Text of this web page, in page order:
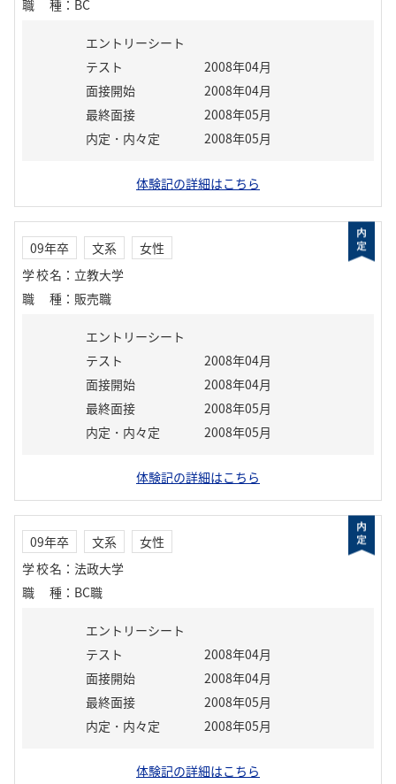
職種 ： BC
エントリーシート
テスト
2008年04月
面接開始
2008年04月
最終面接
2008年05月
内定・内々定
2008年05月
体験記の詳細はこちら
09年卒 文系
女性
学校名 ： 立教大学
職種 ： 販売職
エントリーシート
テスト
2008年04月
面接開始
2008年04月
最終面接
2008年05月
内定・内々定
2008年05月
体験記の詳細はこちら
09年卒 文系
女性
学校名 ： 法政大学
職種 ： BC職
エントリーシート
テスト
2008年04月
面接開始
2008年04月
最終面接
2008年05月
内定・内々定
2008年05月
体験記の詳細はこちら